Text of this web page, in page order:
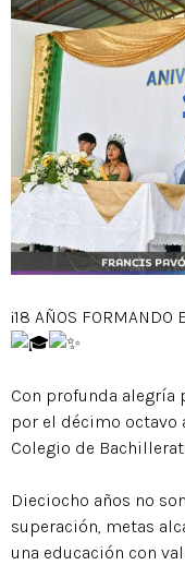
¡18 AÑOS FORMANDO
Con profunda alegría
por el décimo
Colegio de
Dieciocho años no
superación, metas
una educación con